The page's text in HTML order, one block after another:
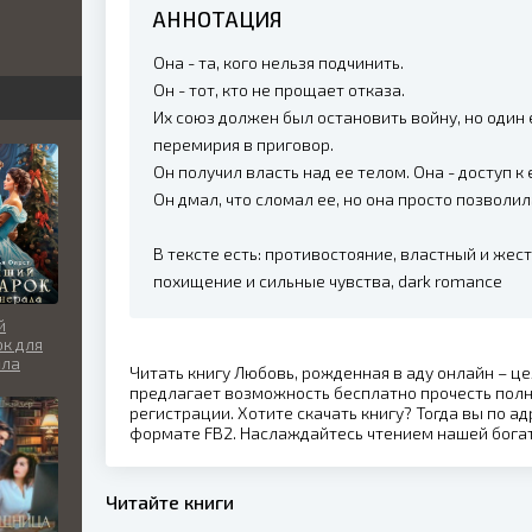
АННОТАЦИЯ
Она - та, кого нельзя подчинить.
Он - тот, кто не прощает отказа.
Их союз должен был остановить войну, но один
перемирия в приговор.
Он получил власть над ее телом. Она - доступ к
Он дмал, что сломал ее, но она просто
В тексте есть: противостояние, властный и
похищение и сильные чувства, dark romance
Читать книгу Любовь, рожденная в аду онлайн –
предлагает возможность бесплатно прочесть
регистрации. Хотите скачать книгу? Тогда вы по
формате FB2. Наслаждайтесь чтением нашей
Читайте книги
для